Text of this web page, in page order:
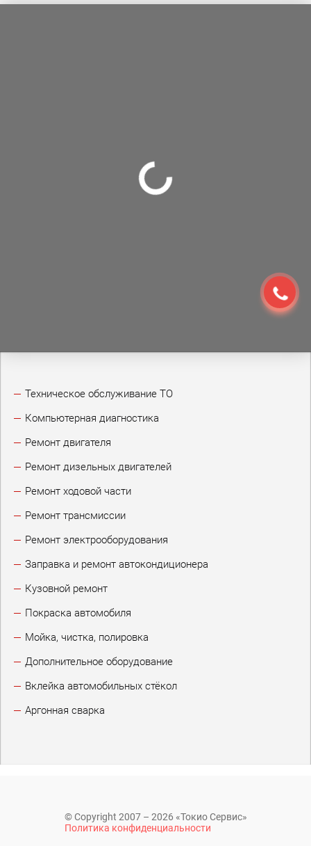
Техническое обслуживание ТО
Компьютерная диагностика
Ремонт двигателя
Ремонт дизельных двигателей
Ремонт ходовой части
Ремонт трансмиссии
Ремонт электрооборудования
Заправка и ремонт автокондиционера
Кузовной ремонт
Покраска автомобиля
Мойка, чистка, полировка
Дополнительное оборудование
Вклейка автомобильных стёкол
Аргонная сварка
© Copyright 2007 – 2026 «Токио Сервис»
Политика конфиденциальности